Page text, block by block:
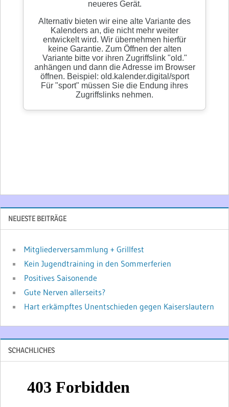
NEUESTE BEITRÄGE
Mitgliederversammlung + Grillfest
Kein Jugendtraining in den Sommerferien
Positives Saisonende
Gute Nerven allerseits?
Hart erkämpftes Unentschieden gegen Kaiserslautern
SCHACHLICHES